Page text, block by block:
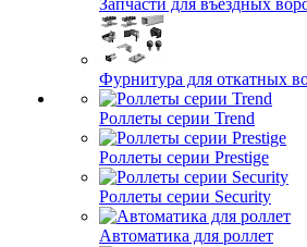
Запчасти для въездных
Фурнитура для откатных
Роллеты серии Trend
Роллеты серии Prestige
Роллеты серии Security
Автоматика для роллет